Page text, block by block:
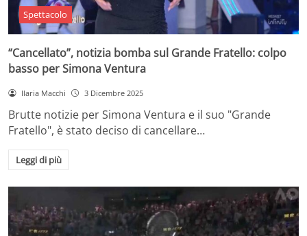
Spettacolo
“Cancellato”, notizia bomba sul Grande Fratello: colpo
basso per Simona Ventura
Ilaria Macchi 3 Dicembre 2025
Brutte notizie per Simona Ventura e il suo "Grande
Fratello", è stato deciso di cancellare…
Leggi di più